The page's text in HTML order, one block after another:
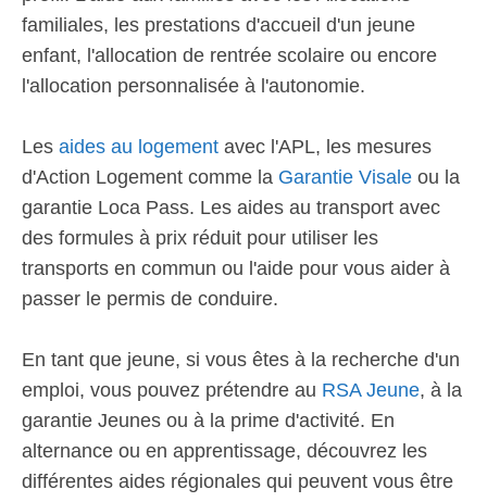
familiales, les prestations d'accueil d'un jeune
enfant, l'allocation de rentrée scolaire ou encore
l'allocation personnalisée à l'autonomie.
Les aides au logement avec l'APL, les mesures
d'Action Logement comme la Garantie Visale ou la
garantie Loca Pass. Les aides au transport avec
des formules à prix réduit pour utiliser les
transports en commun ou l'aide pour vous aider à
passer le permis de conduire.
En tant que jeune, si vous êtes à la recherche d'un
emploi, vous pouvez prétendre au RSA Jeune, à la
garantie Jeunes ou à la prime d'activité. En
alternance ou en apprentissage, découvrez les
différentes aides régionales qui peuvent vous être